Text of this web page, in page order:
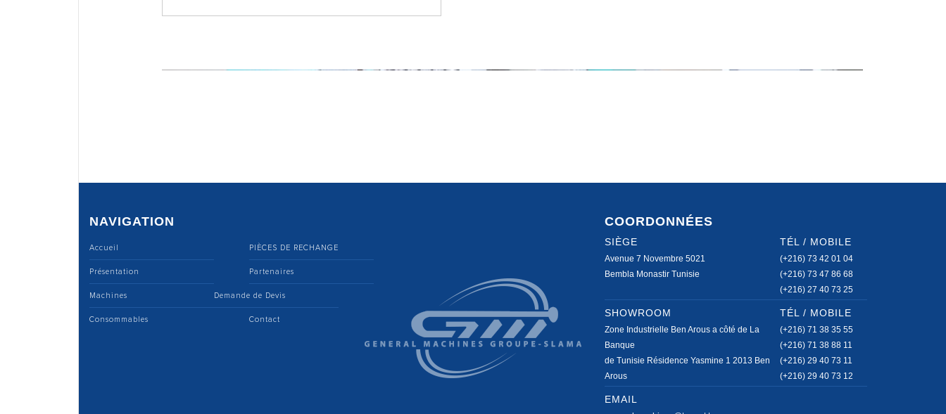
NAVIGATION
Accueil
Présentation
Machines
Consommables
PIÈCES DE RECHANGE
Partenaires
Demande de Devis
Contact
COORDONNÉES
SIÈGE
Avenue 7 Novembre 5021
Bembla Monastir Tunisie
TÉL / MOBILE
(+216) 73 42 01 04
(+216) 73 47 86 68
(+216) 27 40 73 25
SHOWROOM
Zone Industrielle Ben Arous a côté de La
Banque
de Tunisie Résidence Yasmine 1 2013 Ben
Arous
TÉL / MOBILE
(+216) 71 38 35 55
(+216) 71 38 88 11
(+216) 29 40 73 11
(+216) 29 40 73 12
EMAIL